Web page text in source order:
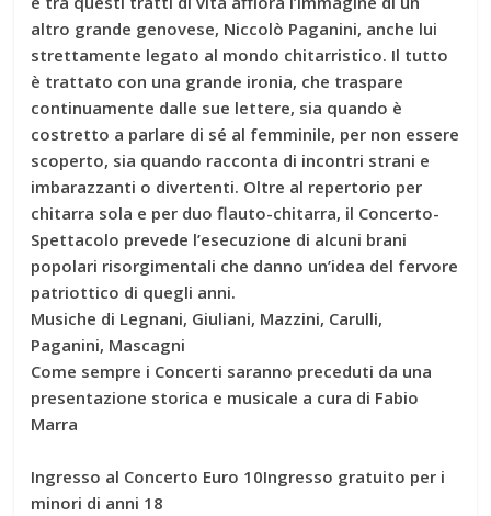
altro grande genovese, Niccolò Paganini, anche lui
strettamente legato al mondo chitarristico. Il tutto
è trattato con una grande ironia, che traspare
continuamente dalle sue lettere, sia quando è
costretto a parlare di sé al femminile, per non essere
scoperto, sia quando racconta di incontri strani e
imbarazzanti o divertenti. Oltre al repertorio per
chitarra sola e per duo flauto-chitarra, il Concerto-
Spettacolo prevede l’esecuzione di alcuni brani
popolari risorgimentali che danno un’idea del fervore
patriottico di quegli anni.
Musiche di Legnani, Giuliani, Mazzini, Carulli,
Paganini, Mascagni
Come sempre i Concerti saranno preceduti da una
presentazione storica e musicale a cura di Fabio
Marra
Ingresso al Concerto Euro 10Ingresso gratuito per i
minori di anni 18